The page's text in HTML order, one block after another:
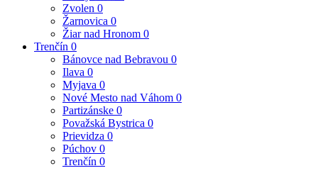
Zvolen 0
Žarnovica 0
Žiar nad Hronom 0
Trenčín 0
Bánovce nad Bebravou 0
Ilava 0
Myjava 0
Nové Mesto nad Váhom 0
Partizánske 0
Považská Bystrica 0
Prievidza 0
Púchov 0
Trenčín 0